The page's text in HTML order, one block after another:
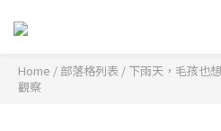
Home / 部落格列表 / 下雨天，毛孩也
觀察